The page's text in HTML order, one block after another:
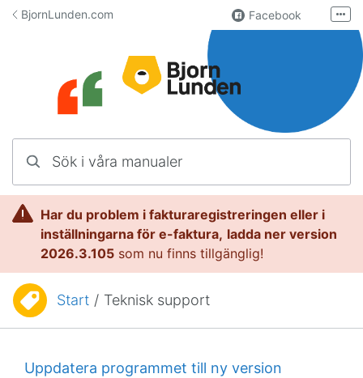
Hoppa till innehåll
BjornLunden.com Facebook
Användargrupp
Kontakta oss
Fler
Har du problem i fakturaregistreringen eller i
inställningarna för e-faktura, ladda ner version
2026.3.105 som nu finns tillgänglig!
Du är här:Start / Teknisk support
Uppdatera programmet till ny version